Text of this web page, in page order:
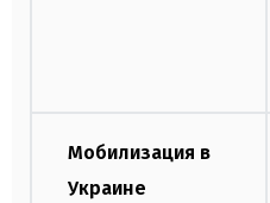
Мобилизация в
Украине